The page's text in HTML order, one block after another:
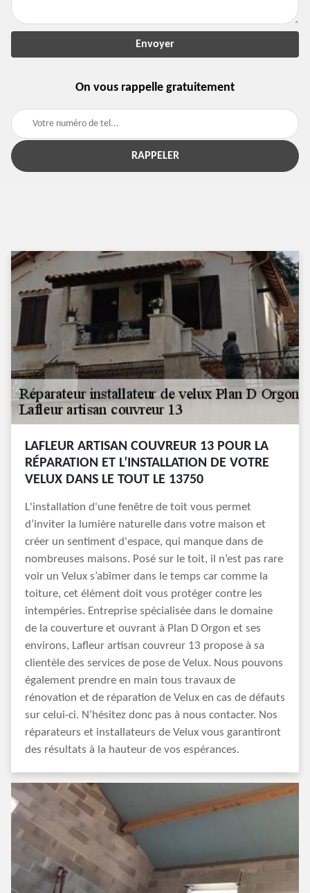
On vous rappelle gratuitement
LAFLEUR ARTISAN COUVREUR 13 POUR LA
RÉPARATION ET L’INSTALLATION DE VOTRE
VELUX DANS LE TOUT LE 13750
L'installation d'une fenêtre de toit vous permet
d’inviter la lumière naturelle dans votre maison et
créer un sentiment d'espace, qui manque dans de
nombreuses maisons. Posé sur le toit, il n’est pas rare
voir un Velux s’abîmer dans le temps car comme la
toiture, cet élément doit vous protéger contre les
intempéries. Entreprise spécialisée dans le domaine
de la couverture et ouvrant à Plan D Orgon et ses
environs, Lafleur artisan couvreur 13 propose à sa
clientèle des services de pose de Velux. Nous pouvons
également prendre en main tous travaux de
rénovation et de réparation de Velux en cas de défauts
sur celui-ci. N’hésitez donc pas à nous contacter. Nos
réparateurs et installateurs de Velux vous garantiront
des résultats à la hauteur de vos espérances.